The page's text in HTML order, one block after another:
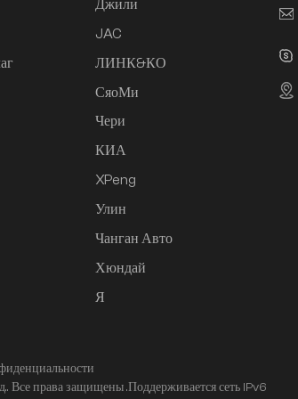
Джили
JAC
ЛИНК&КО
СяоМи
Чери
КИА
XPeng
Улин
Чанган Авто
Хюндай
Я
Все права защищены .Поддерживается сеть IPv6